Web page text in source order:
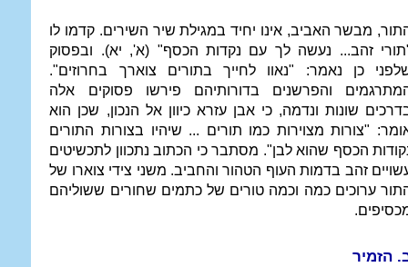
מבשר האביב, אינו יחיד במגילת שיר השירים. קדמו לו
זהב... נעשה לך עם נקדות הכסף" (א', יא). ובפסוק
כן נאמר: "נאוו לחייך בתורים צוארך בחרוזים".
והפרשנים בדורותיהם פירשו פסוקים אלה
שונות ונדמה, כי אבן עזרא כיוון אל הנכון, שכן הוא
"צורות מצוירות כמו תורים ... שיהיו בצורות התורים
הכסף שהוא לבן". מסתבר כי הכתוב נתכוון לתכשיטים
זהב בדמות העוף הטהור והחביב. משני צידי צוארו של
ערוכים כמה וכמה טורים של כתמים שחורים ששוליהם
הזמיר